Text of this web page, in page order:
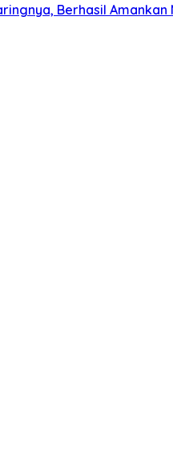
Berhasil Amankan